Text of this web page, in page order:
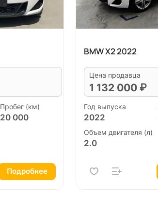
Пробег (км)
20 000
Подробнее
BMW X2 2022
Цена продавца
1 132 000 ₽
Год выпуска
2022
Объем двигателя (л)
2.0